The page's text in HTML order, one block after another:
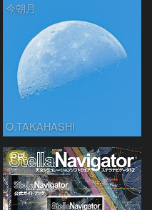
今朝月
O.TAKAHASHI
PR